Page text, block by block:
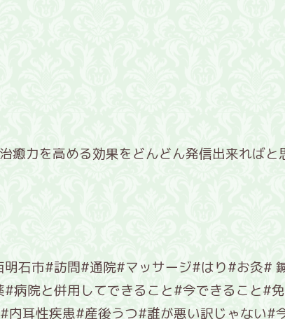
力を高める効果をどんどん発信出来ればと
石市#訪問#通院#マッサージ#はり#お灸#
病院と併用してできること#今できること#
耳性疾患#産後うつ#誰が悪い訳じゃない#